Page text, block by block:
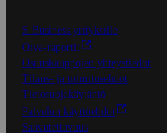
S-Business yrityksille
Oiva-raportit
Osuuskauppojen yhteystiedot
Tilaus- ja toimitusehdot
Tietosuojakäytäntö
Palvelun käyttöehdot
Saavutettavuus